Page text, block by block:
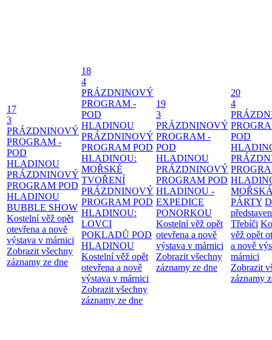
17
3
PRÁZDNINOVÝ
PROGRAM -
POD
HLADINOU
PRÁZDNINOVÝ
PROGRAM POD
HLADINOU
BUBBLE SHOW
Kostelní věž opět
otevřena a nově
výstava v márnici
Zobrazit všechny
záznamy ze dne
18
4
PRÁZDNINOVÝ
PROGRAM -
POD
HLADINOU
PRÁZDNINOVÝ
PROGRAM POD
HLADINOU:
MOŘSKÉ
TVOŘENÍ
PRÁZDNINOVÝ
PROGRAM POD
HLADINOU:
LOVCI
POKLADŮ POD
HLADINOU
Kostelní věž opět
otevřena a nově
výstava v márnici
Zobrazit všechny
záznamy ze dne
19
3
PRÁZDNINOVÝ
PROGRAM -
POD
HLADINOU
PRÁZDNINOVÝ
PROGRAM POD
HLADINOU -
EXPEDICE
PONORKOU
Kostelní věž opět
otevřena a nově
výstava v márnici
Zobrazit všechny
záznamy ze dne
20
4
POD
PÁRTY
Třebíči
věž opět
a nově
márnici
Zobrazit
záznamy